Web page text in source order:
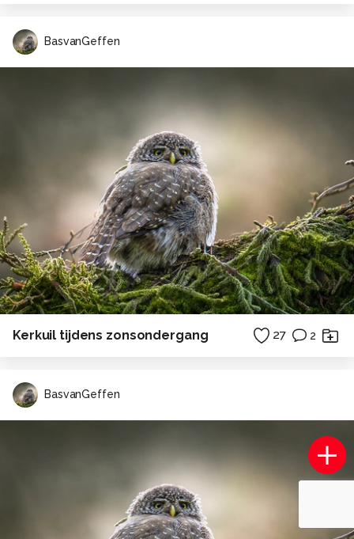
BasvanGeffen
Kerkuil tijdens zonsondergang 27 2
BasvanGeffen